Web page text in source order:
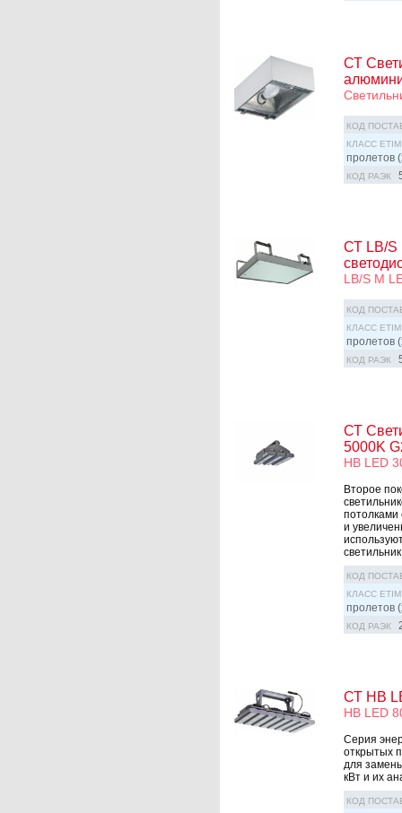
СТ
КОД
КЛАСС ETIM
пролетов
КОД РАЭК
СТ LB/S
LB/S M
КОД
КЛАСС ETIM
пролетов
КОД РАЭК
СТ
5000K
HB LED
Второе
потолками
и
КОД
КЛАСС ETIM
пролетов
КОД РАЭК
СТ HB
HB LED
Серия
открытых
для
кВт и их
КОД